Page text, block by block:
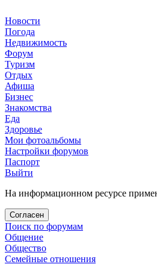
Новости
Погода
Недвижимость
Форум
Туризм
Отдых
Афиша
Бизнес
Знакомства
Еда
Здоровье
Мои фотоальбомы
Настройки форумов
Паспорт
Выйти
На информационном ресурсе
Согласен
Поиск по форумам
Общение
Общество
Семейные отношения